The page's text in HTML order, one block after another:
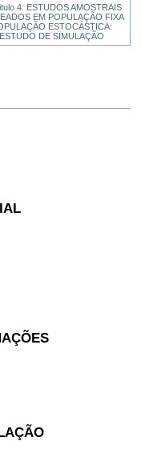
4: ESTUDOS AMOSTRAIS
EM POPULAÇÃO FIXA
ESTOCÁSTICA:
DE SIMULAÇÃO